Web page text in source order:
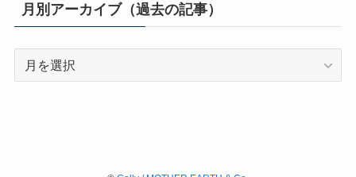
月別アーカイブ（過去の記事）